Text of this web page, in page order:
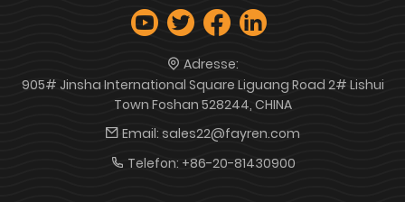
Adresse:
905# Jinsha International Square Liguang Road 2# Lishui
Town Foshan 528244, CHINA
Email: sales22@fayren.com
Telefon: +86-20-81430900